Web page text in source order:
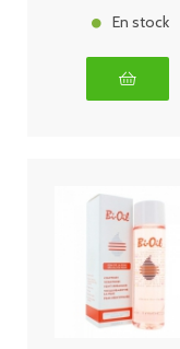
En stock